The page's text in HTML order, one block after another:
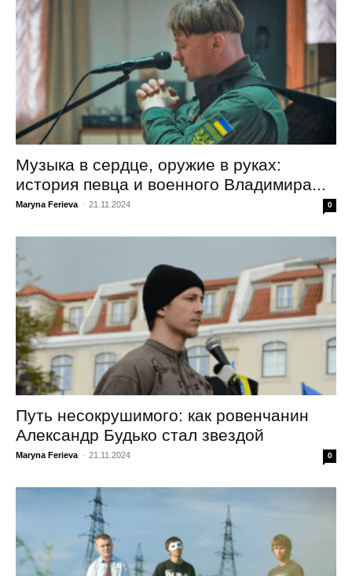
Музыка в сердце, оружие в руках:
история певца и военного Владимира...
Maryna Ferieva - 21.11.2024 0
Путь несокрушимого: как ровенчанин
Александр Будько стал звездой
Maryna Ferieva - 21.11.2024 0